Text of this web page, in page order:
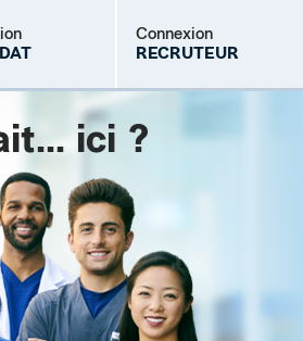
Connexion
RECRUTEUR
Mot de passe oublié
ici ?